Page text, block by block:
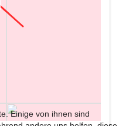
Einige von ihnen sind